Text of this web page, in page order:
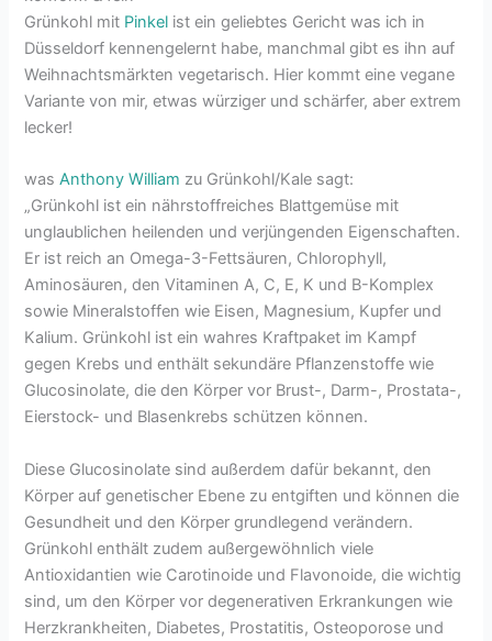
Grünkohl mit Pinkel ist ein geliebtes Gericht was ich in
Düsseldorf kennengelernt habe, manchmal gibt es ihn auf
Weihnachtsmärkten vegetarisch. Hier kommt eine vegane
Variante von mir, etwas würziger und schärfer, aber extrem
lecker!
wasAnthony William zu Grünkohl/Kale sagt:
„Grünkohl ist ein nährstoffreiches Blattgemüse mit
unglaublichen heilenden und verjüngenden Eigenschaften.
Er ist reich an Omega-3-Fettsäuren, Chlorophyll,
Aminosäuren, den Vitaminen A, C, E, K und B-Komplex
sowie Mineralstoffen wie Eisen, Magnesium, Kupfer und
Kalium. Grünkohl ist ein wahres Kraftpaket im Kampf
gegen Krebs und enthält sekundäre Pflanzenstoffe wie
Glucosinolate, die den Körper vor Brust-, Darm-, Prostata-,
Eierstock- und Blasenkrebs schützen können.
Diese Glucosinolate sind außerdem dafür bekannt, den
Körper auf genetischer Ebene zu entgiften und können die
Gesundheit und den Körper grundlegend verändern.
Grünkohl enthält zudem außergewöhnlich viele
Antioxidantien wie Carotinoide und Flavonoide, die wichtig
sind, um den Körper vor degenerativen Erkrankungen wie
Herzkrankheiten, Diabetes, Prostatitis, Osteoporose und